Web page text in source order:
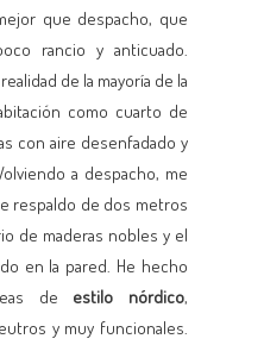
que despacho, que
rancio y anticuado.
de la mayoría de la
como cuarto de
con aire desenfadado y
a despacho, me
respaldo de dos metros
de maderas nobles y el
en la pared. He hecho
de estilo nórdico,
y muy funcionales.